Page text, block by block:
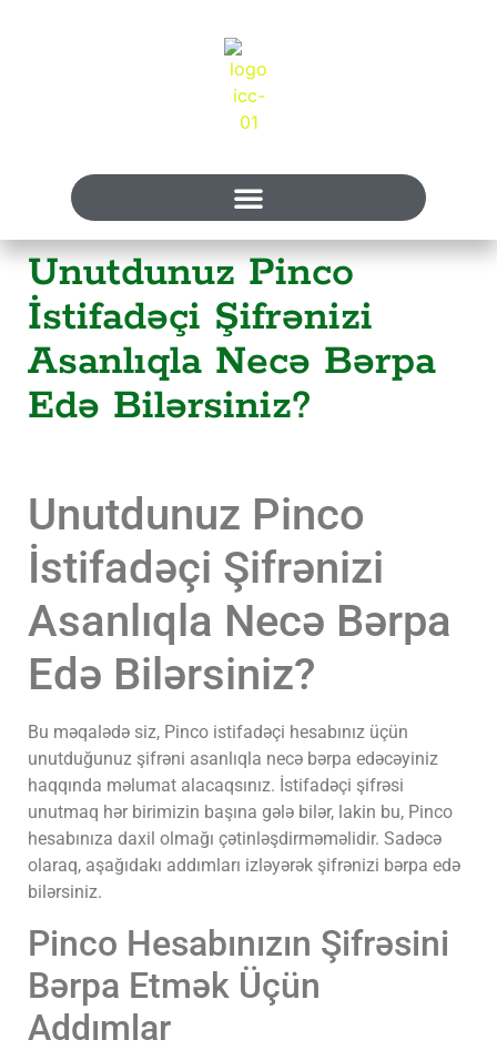
Unutdunuz Pinco
İstifadəçi Şifrənizi
Asanlıqla Necə Bərpa
Edə Bilərsiniz?
Unutdunuz Pinco
İstifadəçi Şifrənizi
Asanlıqla Necə Bərpa
Edə Bilərsiniz?
Bu məqalədə siz, Pinco istifadəçi hesabınız üçün
unutduğunuz şifrəni asanlıqla necə bərpa edəcəyiniz
haqqında məlumat alacaqsınız. İstifadəçi şifrəsi
unutmaq hər birimizin başına gələ bilər, lakin bu, Pinco
hesabınıza daxil olmağı çətinləşdirməməlidir. Sadəcə
olaraq, aşağıdakı addımları izləyərək şifrənizi bərpa edə
bilərsiniz.
Pinco Hesabınızın Şifrəsini
Bərpa Etmək Üçün
Addımlar